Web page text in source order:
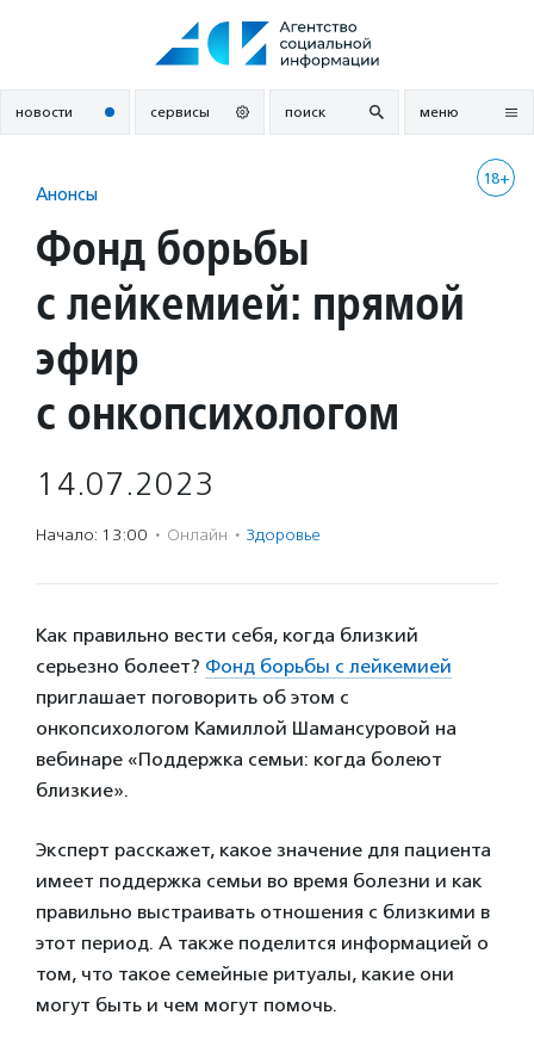
новости сервисы поиск меню
18+
Анонсы
Фонд борьбы
с лейкемией: прямой
эфир
с онкопсихологом
14.07.2023
Начало: 13:00 · Онлайн · Здоровье
Как правильно вести себя, когда близкий
серьезно болеет? Фонд борьбы с лейкемией
приглашает поговорить об этом с
онкопсихологом Камиллой Шамансуровой на
вебинаре «Поддержка семьи: когда болеют
близкие».
Эксперт расскажет, какое значение для пациента
имеет поддержка семьи во время болезни и как
правильно выстраивать отношения с близкими в
этот период. А также поделится информацией о
том, что такое семейные ритуалы, какие они
могут быть и чем могут помочь.